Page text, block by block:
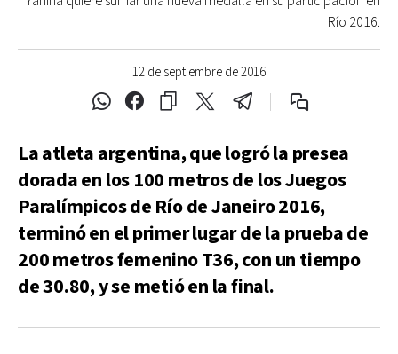
12 de septiembre de 2016
Río 2016.
La atleta argentina, que logró la presea
dorada en los 100 metros de los Juegos
Paralímpicos de Río de Janeiro 2016,
terminó en el primer lugar de la prueba de
200 metros femenino T36, con un tiempo
de 30.80, y se metió en la final.